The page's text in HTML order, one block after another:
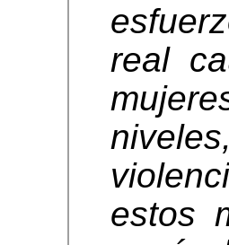
real
estos